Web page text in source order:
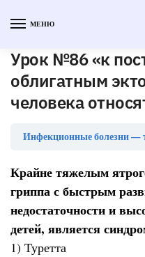
МЕНЮ
Урок №86 «к
облигатным
человека
Инфекционные болезни —
Крайне тяжелым
гриппа с быстрым
недостаточности и
детей, является
1) Туретта